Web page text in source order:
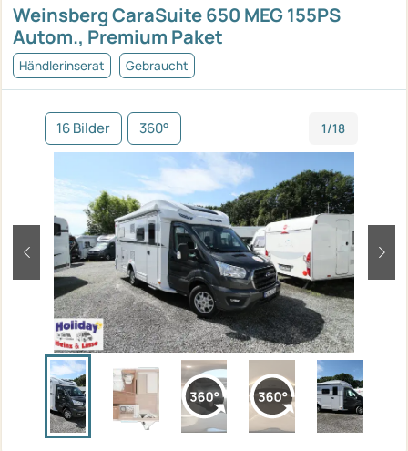
Weinsberg CaraSuite 650 MEG 155PS
Autom., Premium Paket
Händlerinserat Gebraucht
16 Bilder 360° 1/18
zurück